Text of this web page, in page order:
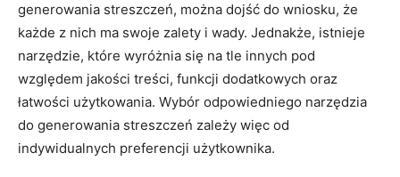
⁣generowania streszczeń, można dojść⁣ do wniosku, ⁤że
⁢każde z nich ma swoje ‍zalety i ‌wady.⁢ Jednakże, istnieje
narzędzie, które wyróżnia się na tle ​innych ⁣pod
względem jakości treści, funkcji dodatkowych oraz
łatwości użytkowania. Wybór odpowiedniego narzędzia
do generowania streszczeń zależy ‌więc od
indywidualnych preferencji​ użytkownika.